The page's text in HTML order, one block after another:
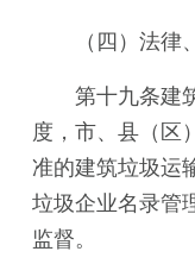
（四）法律
第十九条建
度，市、县（区
准的建筑垃圾运
垃圾企业名录管
监督。